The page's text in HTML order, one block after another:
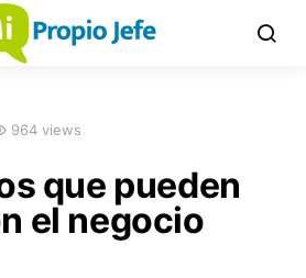
964 views
que pueden
el negocio